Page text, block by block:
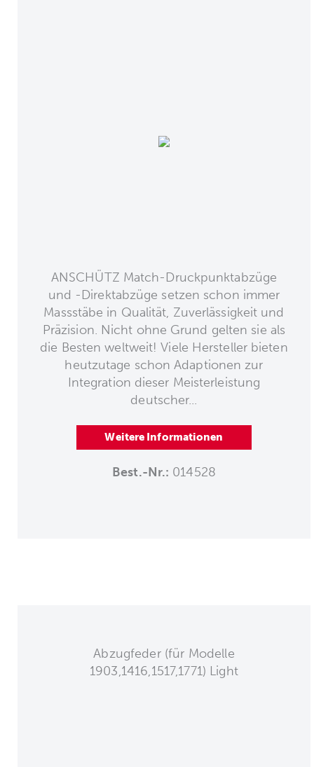
ANSCHÜTZ Match-Druckpunktabzüge
und -Direktabzüge setzen schon immer
Massstäbe in Qualität, Zuverlässigkeit und
Präzision. Nicht ohne Grund gelten sie als
die Besten weltweit! Viele Hersteller bieten
heutzutage schon Adaptionen zur
Integration dieser Meisterleistung
deutscher...
Weitere Informationen
Best.-Nr.: 014528
Abzugfeder (für Modelle
1903,1416,1517,1771) Light